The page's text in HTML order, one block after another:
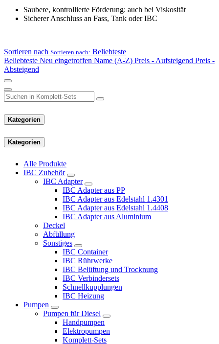
Saubere, kontrollierte Förderung: auch bei Viskosität
Sicherer Anschluss an Fass, Tank oder IBC
Sortieren nach Sortieren nach: Beliebteste
Beliebteste Neu eingetroffen Name (A-Z) Preis - Aufsteigend Preis -
Absteigend
Kategorien
Kategorien
Alle Produkte
IBC Zubehör
IBC Adapter
IBC Adapter aus PP
IBC Adapter aus Edelstahl 1.4301
IBC Adapter aus Edelstahl 1.4408
IBC Adapter aus Aluminium
Deckel
Abfüllung
Sonstiges
IBC Container
IBC Rührwerke
IBC Belüftung und Trocknung
IBC Verbindersets
Schnellkupplungen
IBC Heizung
Pumpen
Pumpen für Diesel
Handpumpen
Elektropumpen
Komplett-Sets